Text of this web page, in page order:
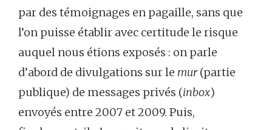
par des témoignages en pagaille, sans que
l’on puisse établir avec certitude le risque
auquel nous étions exposés : on parle
d’abord de divulgations sur le mur(partie
publique) de messages privés (inbox)
envoyés entre 2007 et 2009. Puis,